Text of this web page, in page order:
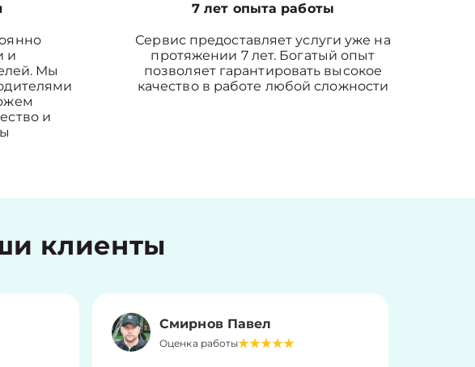
и
Мы
и
7 лет опыта работы
Сервис предоставляет услуги уже на
протяжении 7 лет. Богатый опыт
позволяет гарантировать высокое
качество в работе любой сложности
клиенты
Смирнов Павел
Оценка работы